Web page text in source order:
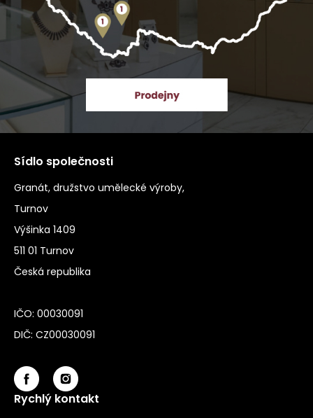
Sídlo společnosti
Granát, družstvo umělecké výroby,
Turnov
Výšinka 1409
511 01 Turnov
Česká republika
IČO: 00030091
DIČ: CZ00030091
Rychlý kontakt